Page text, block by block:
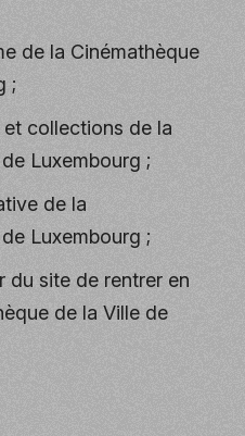
de la Cinémathèque
;
collections de la
Luxembourg ;
de la
Luxembourg ;
du site de rentrer en
de la Ville de